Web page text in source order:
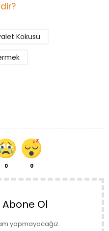
0 0
Kokusu
Ol
yapmayacağız.